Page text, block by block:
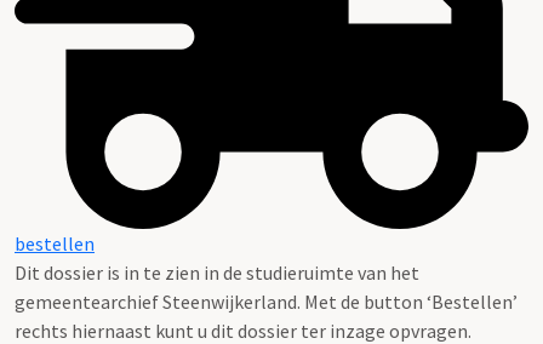
bestellen
Dit dossier is in te zien in de studieruimte van het
gemeentearchief Steenwijkerland. Met de button ‘Bestellen’
rechts hiernaast kunt u dit dossier ter inzage opvragen.